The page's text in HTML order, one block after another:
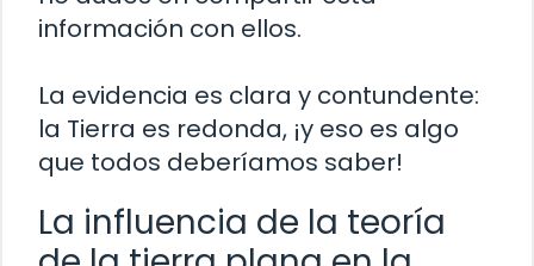
información con ellos.
La evidencia es clara y contundente:
la Tierra es redonda, ¡y eso es algo
que todos deberíamos saber!
La influencia de la teoría